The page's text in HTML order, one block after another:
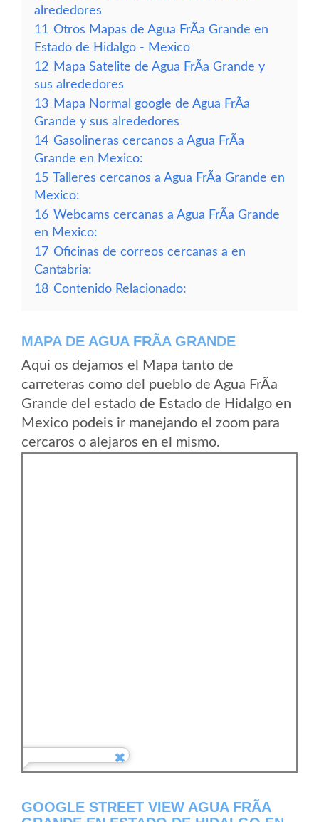
alrededores
11 Otros Mapas de Agua FrÃ­a Grande en
Estado de Hidalgo - Mexico
12 Mapa Satelite de Agua FrÃ­a Grande y
sus alrededores
13 Mapa Normal google de Agua FrÃ­a
Grande y sus alrededores
14 Gasolineras cercanos a Agua FrÃ­a
Grande en Mexico:
15 Talleres cercanos a Agua FrÃ­a Grande en
Mexico:
16 Webcams cercanas a Agua FrÃ­a Grande
en Mexico:
17 Oficinas de correos cercanas a en
Cantabria:
18 Contenido Relacionado:
MAPA DE AGUA FRÃ­A GRANDE
Aqui os dejamos el Mapa tanto de
carreteras como del pueblo de Agua FrÃ­a
Grande del estado de Estado de Hidalgo en
Mexico podeis ir manejando el zoom para
cercaros o alejaros en el mismo.
GOOGLE STREET VIEW AGUA FRÃ­A